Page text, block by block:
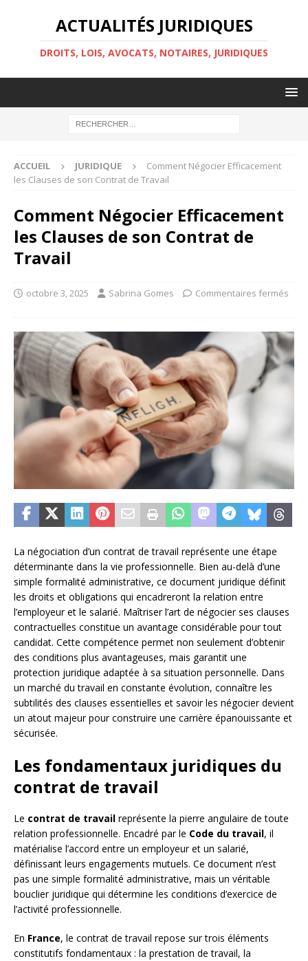
ACTUALITÉS JURIDIQUES
DROITS, LOIS, AVOCATS, NOTAIRES, JURIDIQUES
ACCUEIL JURIDIQUE
Comment Négocier Efficacement
les Clauses de son Contrat de Travail
Comment Négocier Efficacement
les Clauses de son Contrat de
Travail
octobre 3, 2025 Sabrina Gomes Commentaires fermés
La négociation d’un contrat de travail représente une étape
déterminante dans la vie professionnelle. Bien au-delà d’une
simple formalité administrative, ce document juridique définit
les droits et obligations qui encadreront la relation entre
l’employeur et le salarié. Maîtriser l’art de négocier ses clauses
contractuelles constitue un avantage considérable pour tout
candidat. Cette compétence permet non seulement d’obtenir
des conditions plus avantageuses, mais garantit une
protection juridique adaptée à sa situation personnelle. Dans
un marché du travail en constante évolution, connaître les
subtilités des clauses essentielles et savoir les négocier devient
un atout majeur pour construire une carrière épanouissante et
sécurisée.
Les fondamentaux juridiques du
contrat de travail
Le contrat de travail représente la pierre angulaire de toute
relation professionnelle. Encadré par le Code du travail, il
matérialise l’accord entre un employeur et un salarié,
définissant leurs engagements mutuels. Ce document n’est
pas une simple formalité administrative, mais un véritable
bouclier juridique qui détermine les conditions d’exercice de
l’activité professionnelle.
En France, le contrat de travail repose sur trois éléments
constitutifs fondamentaux : la prestation de travail, la